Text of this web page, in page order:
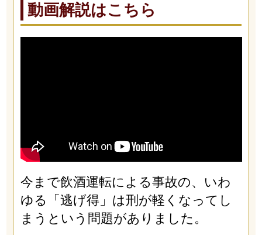
動画解説はこちら
今まで飲酒運転による事故の、いわ
ゆる「逃げ得」は刑が軽くなってし
まうという問題がありました。